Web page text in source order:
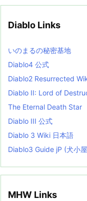
e
i
s
t
Diablo Links
いのまるの秘密基地
Diablo4 公式
Diablo2 Resurrected
Diablo II: Lord of
The Eternal Death Star
Diablo III 公式
Diablo 3 Wiki 日本語
Diablo3 Guide jP (犬小
MHW Links